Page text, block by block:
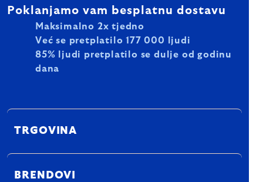
Poklanjamo vam besplatnu dostavu
Maksimalno 2x tjedno
Već se pretplatilo 177 000 ljudi
85% ljudi pretplatilo se dulje od godinu
dana
TRGOVINA
BRENDOVI